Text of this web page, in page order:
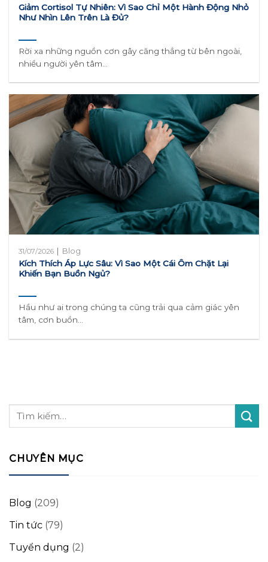
Giảm Cortisol Tự Nhiên: Vì Sao Chỉ Một Hành Động Nhỏ
Như Nhìn Lên Trên Là Đủ?
Rời xa những nguồn cơn gây căng thẳng từ bên ngoài,
nhiều người yên tâm...
31/07/2026 | Blog
Kích Thích Áp Lực Sâu: Vì Sao Một Cái Ôm Chặt Lại
Khiến Bạn Buồn Ngủ?
Hầu như ai trong chúng ta cũng trải qua cảm giác yên
tâm, cơn buồn...
CHUYÊN MỤC
Blog (209)
Tin tức (79)
Tuyển dụng (2)